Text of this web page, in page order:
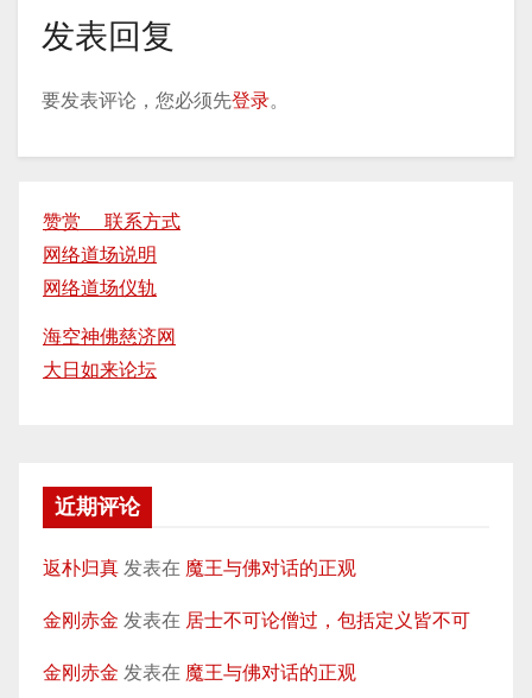
发表回复
要发表评论，您必须先登录。
赞赏 联系方式
网络道场说明
网络道场仪轨
海空神佛慈济网
大日如来论坛
近期评论
返朴归真 发表在 魔王与佛对话的正观
金刚赤金 发表在 居士不可论僧过，包括定义皆不可
金刚赤金 发表在 魔王与佛对话的正观